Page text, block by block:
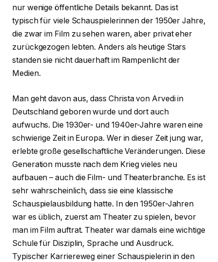
nur wenige öffentliche Details bekannt. Das ist
typisch für viele Schauspielerinnen der 1950er Jahre,
die zwar im Film zu sehen waren, aber privat eher
zurückgezogen lebten. Anders als heutige Stars
standen sie nicht dauerhaft im Rampenlicht der
Medien.
Man geht davon aus, dass Christa von Arvedi in
Deutschland geboren wurde und dort auch
aufwuchs. Die 1930er- und 1940er-Jahre waren eine
schwierige Zeit in Europa. Wer in dieser Zeit jung war,
erlebte große gesellschaftliche Veränderungen. Diese
Generation musste nach dem Krieg vieles neu
aufbauen – auch die Film- und Theaterbranche. Es ist
sehr wahrscheinlich, dass sie eine klassische
Schauspielausbildung hatte. In den 1950er-Jahren
war es üblich, zuerst am Theater zu spielen, bevor
man im Film auftrat. Theater war damals eine wichtige
Schule für Disziplin, Sprache und Ausdruck.
Typischer Karriereweg einer Schauspielerin in den